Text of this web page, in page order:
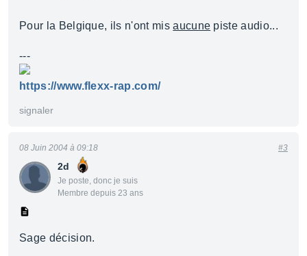
Pour la Belgique, ils n'ont misaucune piste audio...
---
https://www.flexx-rap.com/
signaler
2d
Je poste, donc je suis
Membre depuis 23 ans
08 Juin 2004 à 09:18 #3
Sage décision.